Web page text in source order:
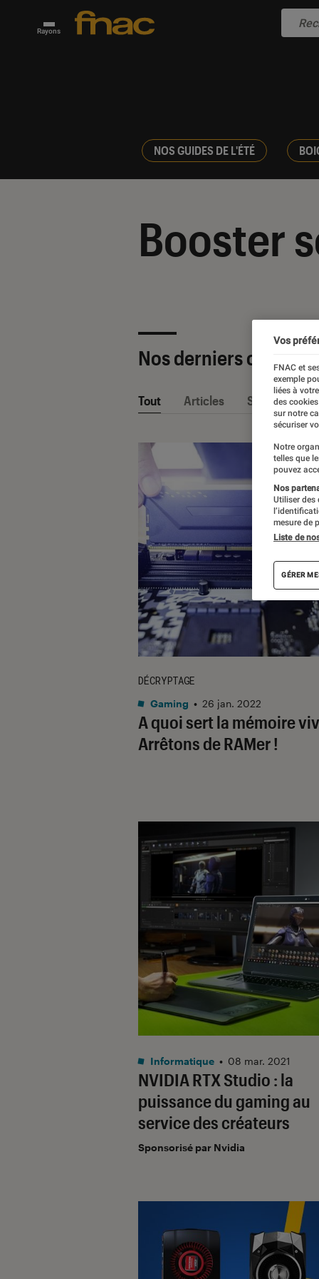
Rayons
NOS GUIDES DE L'ÉTÉ
Booster
Nos derniers
Tout Articles Sélections et
A quoi sert la mémoire
Arrêtons de RAMer !
DÉCRYPTAGE
Gaming • 26 jan. 2022
NVIDIA RTX Studio : la
puissance du gaming au
service des créateurs
Informatique • 08 mar. 2021
Sponsorisé par Nvidia
Vos
FNAC et
exemple
liées à
des
sur notre
sécuriser
Notre
telles que
pouvez
Nos
Utiliser des
mesure de
Liste de
GÉRER